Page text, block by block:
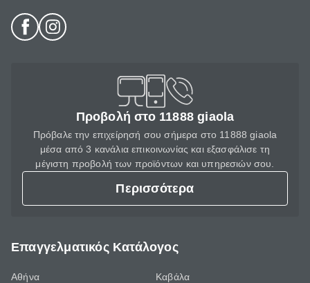
Προβολή στο 11888 giaola
Πρόβαλε την επιχείρησή σου σήμερα στο 11888 giaola
μέσα από 3 κανάλια επικοινωνίας και εξασφάλισε τη
μέγιστη προβολή των προϊόντων και υπηρεσιών σου.
Περισσότερα
Επαγγελματικός Κατάλογος
Αθήνα
Καβάλα